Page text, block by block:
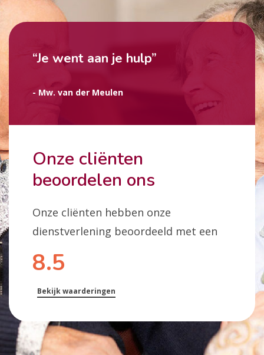
Onze cliënten
beoordelen ons
Onze cliënten hebben onze
dienstverlening beoordeeld met een
8.5
Bekijk waarderingen
“Je went aan je hulp”
- Mw. van der Meulen